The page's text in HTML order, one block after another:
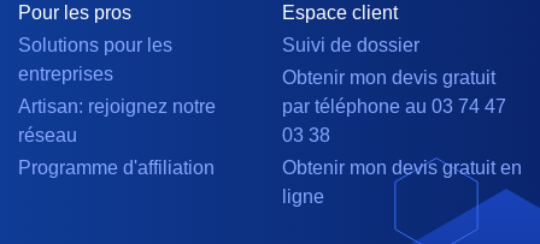
Pour les pros
Solutions pour les
entreprises
Artisan: rejoignez notre
réseau
Programme d'affiliation
Espace client
Suivi de dossier
Obtenir mon devis gratuit
par téléphone au 03 74 47
03 38
Obtenir mon devis gratuit en
ligne